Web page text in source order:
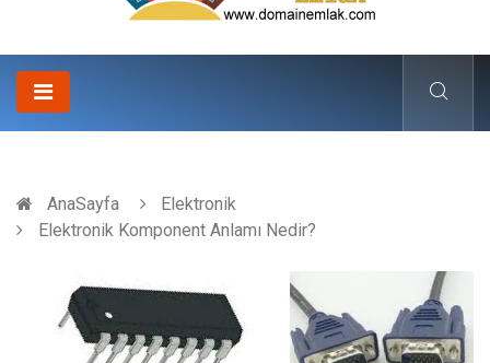
AnaSayfa
Elektronik
Elektronik Komponent Anlamı Nedir?